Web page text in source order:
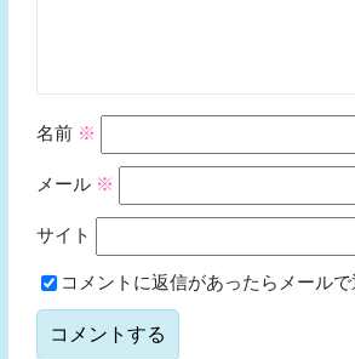
名前 ※
メール ※
サイト
コメントに返信があったらメールで